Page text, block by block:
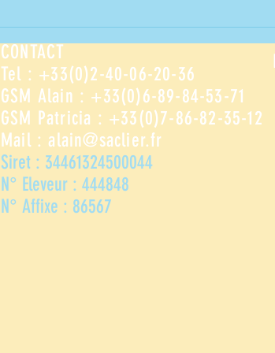
Photos de
OËNDOU lors
du dernier
sÉlectif
d'agility
eo/AWC des 28
février et 1er
mars 2026
CONTACT
Tel : +33(0)2-40-06-20-36
GSM Alain : +33(0)6-89-84-53-71
GSM Patricia : +33(0)7-86-82-35-12
Mail : alain@saclier.fr
Siret : 34461324500044
N° Eleveur : 444848
N° Affixe : 86567